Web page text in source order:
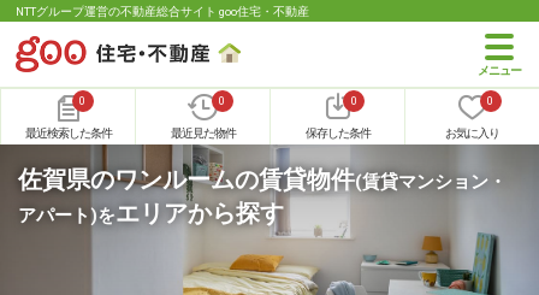
NTTグループ運営の不動産総合サイト goo住宅・不動産
0
最近検索した条件
0
最近見た物件
0
保存した条件
0
お気に入り
佐賀県のワンルームの賃貸物件(賃貸マンション・
アパート)をエリアから探す